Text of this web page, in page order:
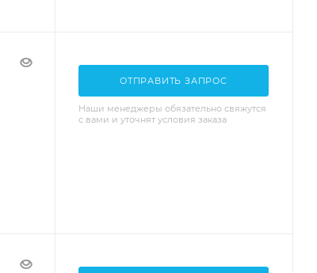
ОТПРАВИТЬ ЗАПРОС
Наши менеджеры обязательно свяжутся
с вами и уточнят условия заказа